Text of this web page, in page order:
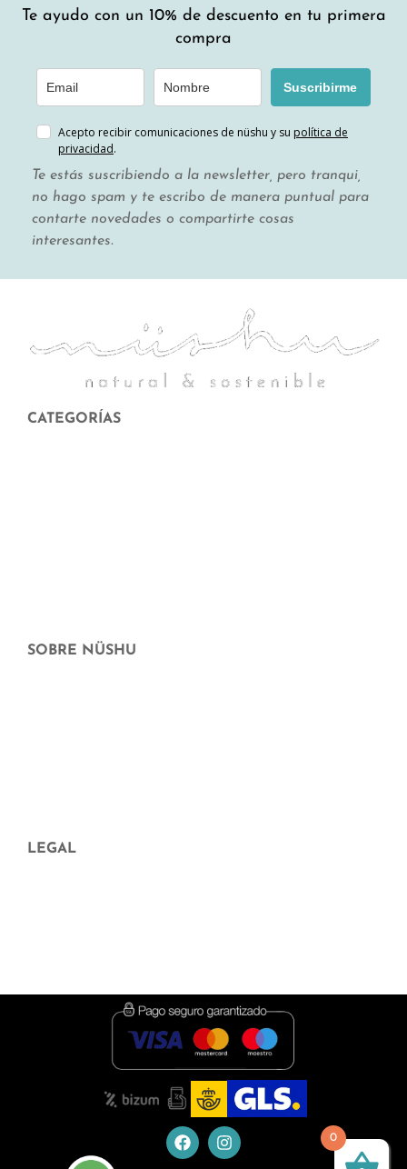
Te ayudo con un 10% de descuento en tu primera
compra
Suscribirme
Acepto recibir comunicaciones de nüshu y su política de
privacidad.
Te estás suscribiendo a la newsletter, pero tranqui,
no hago spam y te escribo de manera puntual para
contarte novedades o compartirte cosas
interesantes.
CATEGORÍAS
SOBRE NÜSHU
LEGAL
0